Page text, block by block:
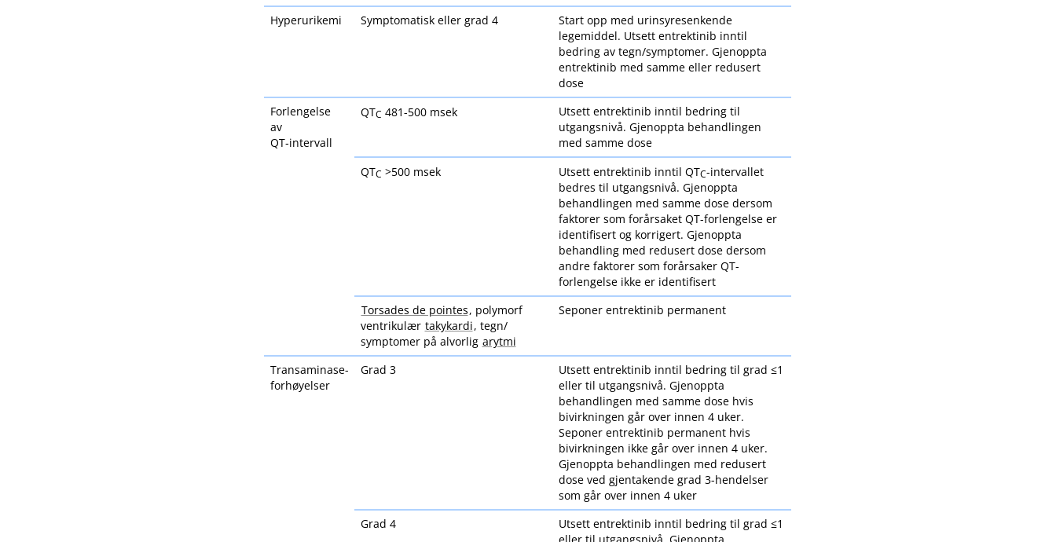
Hyperurikemi
Symptomatisk eller grad 4
Start opp med urinsyresenkende
legemiddel. Utsett entrektinib inntil
bedring av tegn​/​symptomer. Gjenoppta
entrektinib med samme eller redusert
dose
Forlengelse
av
QT‑intervall
QTC 481-500 msek
Utsett entrektinib inntil bedring til
utgangsnivå. Gjenoppta behandlingen
med samme dose
QTC >500 msek Utsett entrektinib inntil QTC-intervallet
bedres til utgangsnivå. Gjenoppta
behandlingen med samme dose dersom
faktorer som forårsaket QT-forlengelse er
identifisert og korrigert. Gjenoppta
behandling med redusert dose dersom
andre faktorer som forårsaker QT-
forlengelse ikke er identifisert
Torsades de pointes, polymorf
ventrikulær takykardi, tegn​/​
symptomer på alvorlig arytmi
Seponer entrektinib permanent
Transaminase-
forhøyelser
Grad 3
Utsett entrektinib inntil bedring til grad ≤1
eller til utgangsnivå. Gjenoppta
behandlingen med samme dose hvis
bivirkningen går over innen 4 uker.
Seponer entrektinib permanent hvis
bivirkningen ikke går over innen 4 uker.
Gjenoppta behandlingen med redusert
dose ved gjentakende grad 3-hendelser
som går over innen 4 uker
Grad 4
Utsett entrektinib inntil bedring til grad ≤1
eller til utgangsnivå. Gjenoppta